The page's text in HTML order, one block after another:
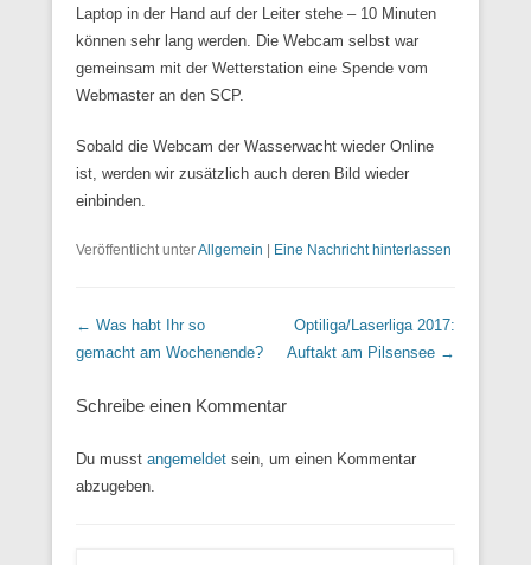
Laptop in der Hand auf der Leiter stehe – 10 Minuten
können sehr lang werden. Die Webcam selbst war
gemeinsam mit der Wetterstation eine Spende vom
Webmaster an den SCP.
Sobald die Webcam der Wasserwacht wieder Online
ist, werden wir zusätzlich auch deren Bild wieder
einbinden.
Veröffentlicht unterAllgemein Eine Nachricht hinterlassen
Beitrags Übersicht
← Was habt Ihr so
gemacht am Wochenende?
Optiliga/Laserliga 2017:
Auftakt am Pilsensee →
Schreibe einen Kommentar
Du musst angemeldet sein, um einen Kommentar
abzugeben.